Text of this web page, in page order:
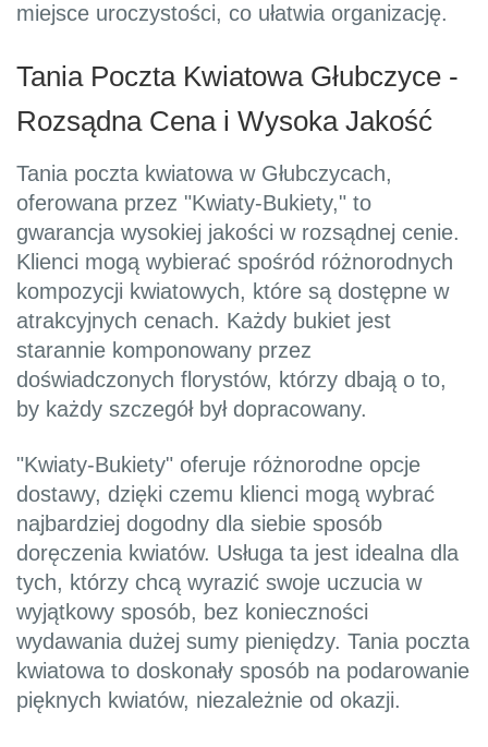
miejsce uroczystości, co ułatwia organizację.
Tania Poczta Kwiatowa Głubczyce -
Rozsądna Cena i Wysoka Jakość
Tania poczta kwiatowa w Głubczycach,
oferowana przez "Kwiaty-Bukiety," to
gwarancja wysokiej jakości w rozsądnej cenie.
Klienci mogą wybierać spośród różnorodnych
kompozycji kwiatowych, które są dostępne w
atrakcyjnych cenach. Każdy bukiet jest
starannie komponowany przez
doświadczonych florystów, którzy dbają o to,
by każdy szczegół był dopracowany.
"Kwiaty-Bukiety" oferuje różnorodne opcje
dostawy, dzięki czemu klienci mogą wybrać
najbardziej dogodny dla siebie sposób
doręczenia kwiatów. Usługa ta jest idealna dla
tych, którzy chcą wyrazić swoje uczucia w
wyjątkowy sposób, bez konieczności
wydawania dużej sumy pieniędzy. Tania poczta
kwiatowa to doskonały sposób na podarowanie
pięknych kwiatów, niezależnie od okazji.